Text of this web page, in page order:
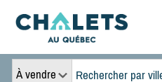
À vendre